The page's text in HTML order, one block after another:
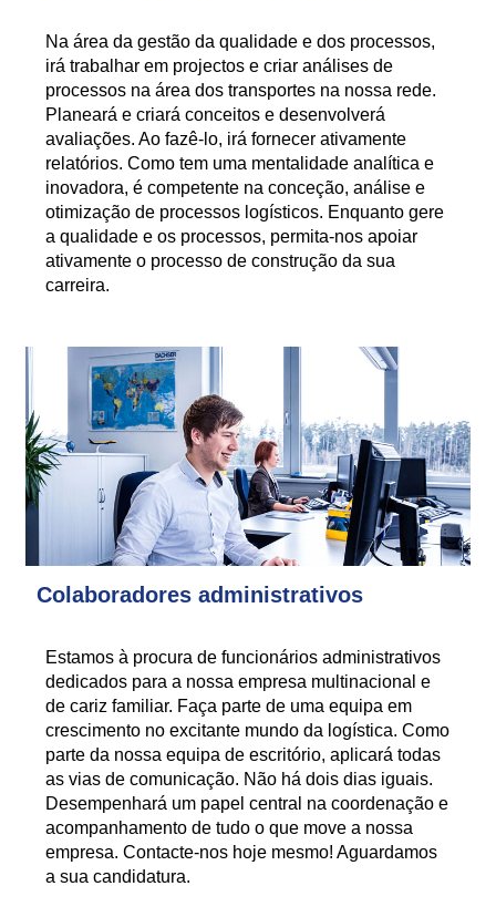
Na área da gestão da qualidade e dos processos,
irá trabalhar em projectos e criar análises de
processos na área dos transportes na nossa rede.
Planeará e criará conceitos e desenvolverá
avaliações. Ao fazê-lo, irá fornecer ativamente
relatórios. Como tem uma mentalidade analítica e
inovadora, é competente na conceção, análise e
otimização de processos logísticos. Enquanto gere
a qualidade e os processos, permita-nos apoiar
ativamente o processo de construção da sua
carreira.
Colaboradores administrativos
Estamos à procura de funcionários administrativos
dedicados para a nossa empresa multinacional e
de cariz familiar. Faça parte de uma equipa em
crescimento no excitante mundo da logística. Como
parte da nossa equipa de escritório, aplicará todas
as vias de comunicação. Não há dois dias iguais.
Desempenhará um papel central na coordenação e
acompanhamento de tudo o que move a nossa
empresa. Contacte-nos hoje mesmo! Aguardamos
a sua candidatura.